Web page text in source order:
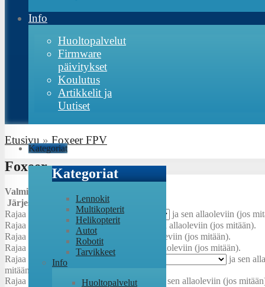
Info
Huoltopalvelut
Firmware
päivitykset
Koulutus
Artikkelit ja
Uutiset
Kategoriat
Kategoriat
Lennokit
Multikopterit
Helikopterit
Autot
Robotit
Tarvikkeet
Info
Huoltopalvelut
Etusivu » Foxeer FPV
Foxeer
Valmistaja:
Järjestys:
Rajaa
Kennomäärä/jännite:
ja sen allaoleviin (jos
Rajaa
Kokoluokka:
ja sen allaoleviin (jos mitään).
Rajaa
ja sen allaoleviin (jos mitään).
Rajaa
ja sen allaoleviin (jos mitään).
Rajaa
Teholuokka:
ja sen
mitään).
Rajaa
Suositeltu jännite: ja sen allaoleviin (jos